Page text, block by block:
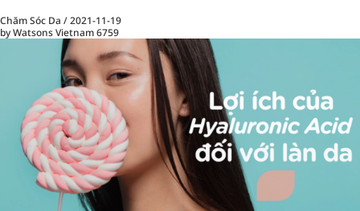
Chăm Sóc Da /2021-11-19
by Watsons Vietnam6759